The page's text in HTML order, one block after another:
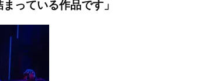
っている作品です」